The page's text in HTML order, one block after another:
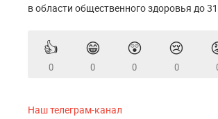
в области общественного здоровья до
👍
0
😁
0
😲
0
😢
0
Наш телеграм-канал